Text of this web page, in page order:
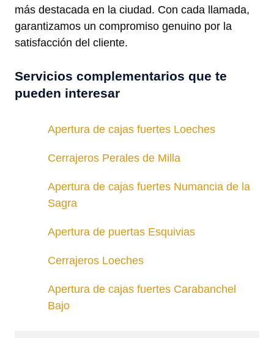
más destacada en la ciudad. Con cada llamada,
garantizamos un compromiso genuino por la
satisfacción del cliente.
Servicios complementarios que te
pueden interesar
Apertura de cajas fuertes Loeches
Cerrajeros Perales de Milla
Apertura de cajas fuertes Numancia de la
Sagra
Apertura de puertas Esquivias
Cerrajeros Loeches
Apertura de cajas fuertes Carabanchel
Bajo